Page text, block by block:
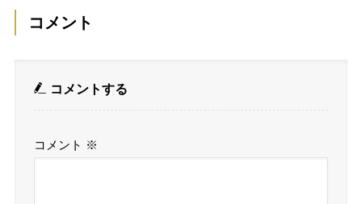
コメント
コメントする
コメント ※